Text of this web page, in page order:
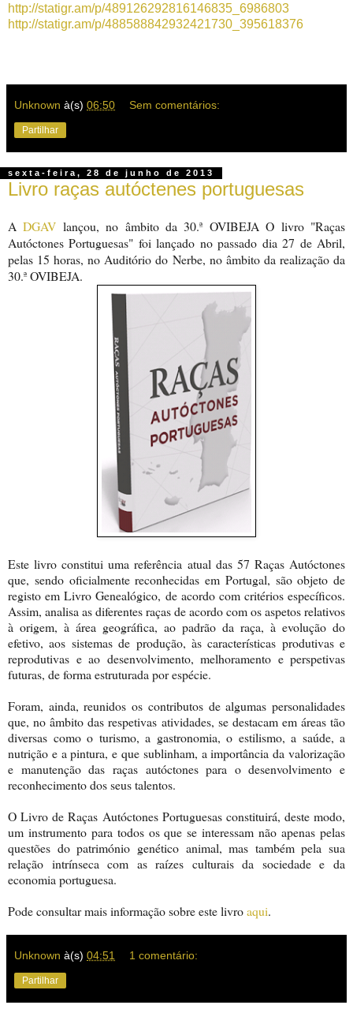
http://statigr.am/p/489126292816146835_6986803
http://statigr.am/p/488588842932421730_395618376
Unknown à(s) 06:50 Sem comentários:
Partilhar
sexta-feira, 28 de junho de 2013
Livro raças autóctenes portuguesas
ADGAV lançou, no âmbito da 30.ª OVIBEJA O livro "Raças
Autóctones Portuguesas" foi lançado no passado dia 27 de Abril,
pelas 15 horas, no Auditório do Nerbe, no âmbito da realização da
30.ª OVIBEJA.
Este livro constitui uma referência atual das 57 Raças Autóctones
que, sendo oficialmente reconhecidas em Portugal, são objeto de
registo em Livro Genealógico, de acordo com critérios específicos.
Assim, analisa as diferentes raças de acordo com os aspetos relativos
à origem, à área geográfica, ao padrão da raça, à evolução do
efetivo, aos sistemas de produção, às características produtivas e
reprodutivas e ao desenvolvimento, melhoramento e perspetivas
futuras, de forma estruturada por espécie.
Foram, ainda, reunidos os contributos de algumas personalidades
que, no âmbito das respetivas atividades, se destacam em áreas tão
diversas como o turismo, a gastronomia, o estilismo, a saúde, a
nutrição e a pintura, e que sublinham, a importância da valorização
e manutenção das raças autóctones para o desenvolvimento e
reconhecimento dos seus talentos.
O Livro de Raças Autóctones Portuguesas constituirá, deste modo,
um instrumento para todos os que se interessam não apenas pelas
questões do património genético animal, mas também pela sua
relação intrínseca com as raízes culturais da sociedade e da
economia portuguesa.
Pode consultar mais informação sobre este livroaqui.
Unknown à(s) 04:51 1 comentário:
Partilhar